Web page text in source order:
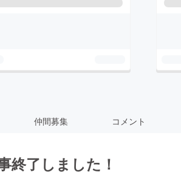
仲間募集 コメント
終了しました！